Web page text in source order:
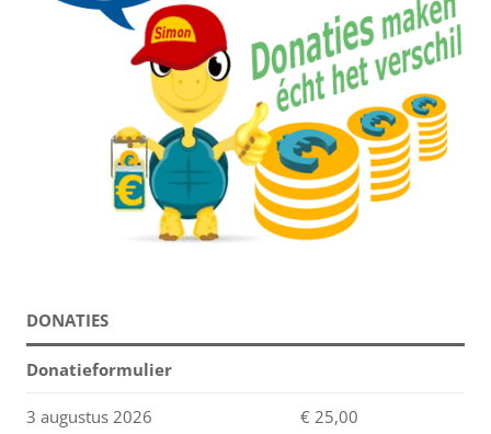
DONATIES
Donatieformulier
3 augustus 2026 € 25,00